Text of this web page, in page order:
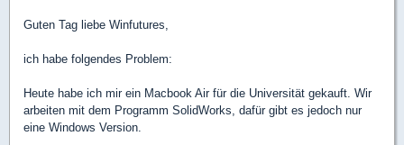
Guten Tag liebe Winfutures,
ich habe folgendes Problem:
Heute habe ich mir ein Macbook Air für die Universität gekauft. Wir
arbeiten mit dem Programm SolidWorks, dafür gibt es jedoch nur
eine Windows Version.